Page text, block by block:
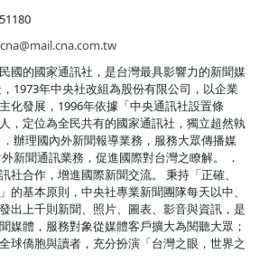
國的國家通訊社，是台灣最具影響力的新聞媒
1973年中央社改組為股份有限公司，以企業
化發展，1996年依據「中央通訊社設置條
，定位為全民共有的國家通訊社，獨立超然執
辦理國內外新聞報導業務，服務大眾傳播媒
新聞通訊業務，促進國際對台灣之瞭解。 ．
社合作，增進國際新聞交流。 秉持「正確、
的基本原則，中央社專業新聞團隊每天以中、
出上千則新聞、照片、圖表、影音與資訊，是
媒體，服務對象從媒體客戶擴大為閱聽大眾；
球僑胞與讀者，充分扮演「台灣之眼，世界之